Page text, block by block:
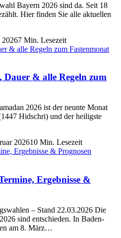
Bayern 2026 sind da. Seit 18
Hier finden Sie alle aktuellen
20267 Min. Lesezeit
& alle Regeln zum
2026 ist der neunte Monat
Hidschri) und der heiligste
202610 Min. Lesezeit
Ergebnisse &
– Stand 22.03.2026 Die
sind entschieden. In Baden-
am 8. März…